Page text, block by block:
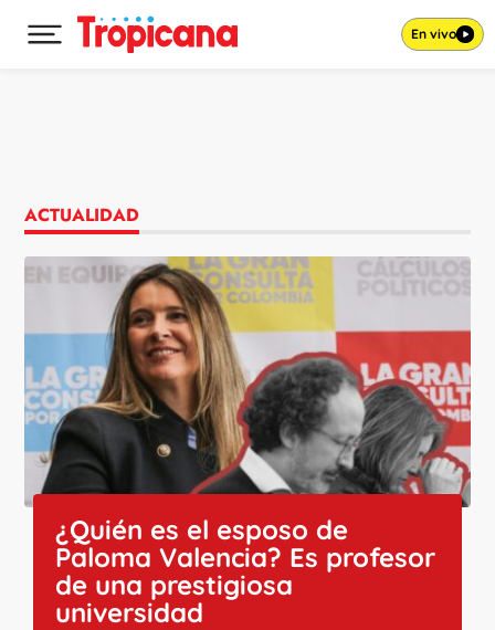
Desplegar menú principal En vivo
ACTUALIDAD
¿Quién es el esposo de
Paloma Valencia? Es profesor
de una prestigiosa
universidad